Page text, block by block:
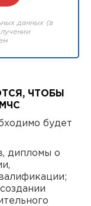
данных (в
ЧТОБЫ
будет
дипломы о